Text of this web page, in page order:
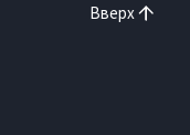
Вверх